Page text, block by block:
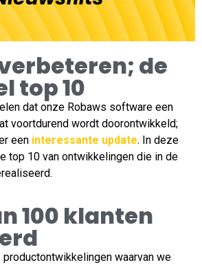
de
top 10
dat onze Robaws software een
voortdurend wordt doorontwikkeld;
een interessante update. In deze
top 10 van ontwikkelingen die in de
100 klanten
productontwikkelingen waarvan we